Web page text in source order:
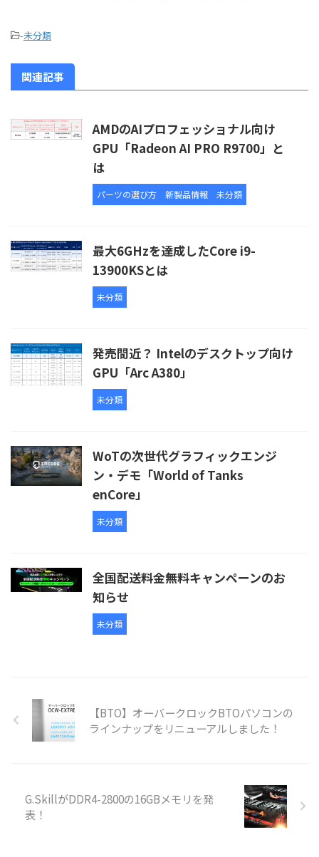
-未分類
関連記事
AMDのAIプロフェッショナル向け
GPU「Radeon AI PRO R9700」と
は
パーツの選び方 新製品情報 未分類
最大6GHzを達成したCore i9-
13900KSとは
未分類
発売間近？ Intelのデスクトップ向け
GPU「Arc A380」
未分類
WoTの次世代グラフィックエンジ
ン・デモ「World of Tanks
enCore」
未分類
全国配送料金無料キャンペーンのお
知らせ
未分類
【BTO】オーバークロックBTOパソコンの
ラインナップをリニューアルしました！
G.SkillがDDR4-2800の16GBメモリを発
表！